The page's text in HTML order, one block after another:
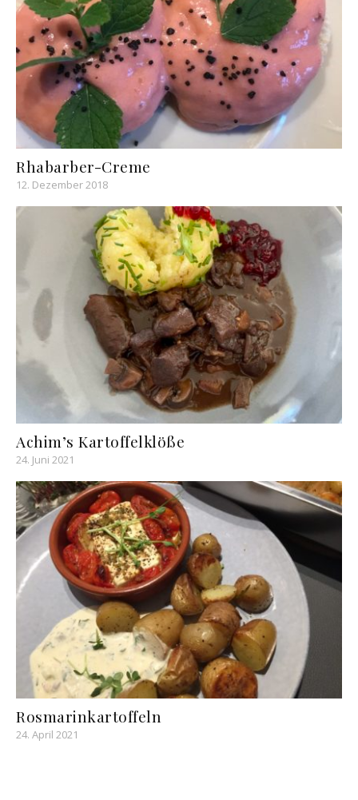
Rhabarber-Creme
12. Dezember 2018
Achim’s Kartoffelklöße
24. Juni 2021
Rosmarinkartoffeln
24. April 2021